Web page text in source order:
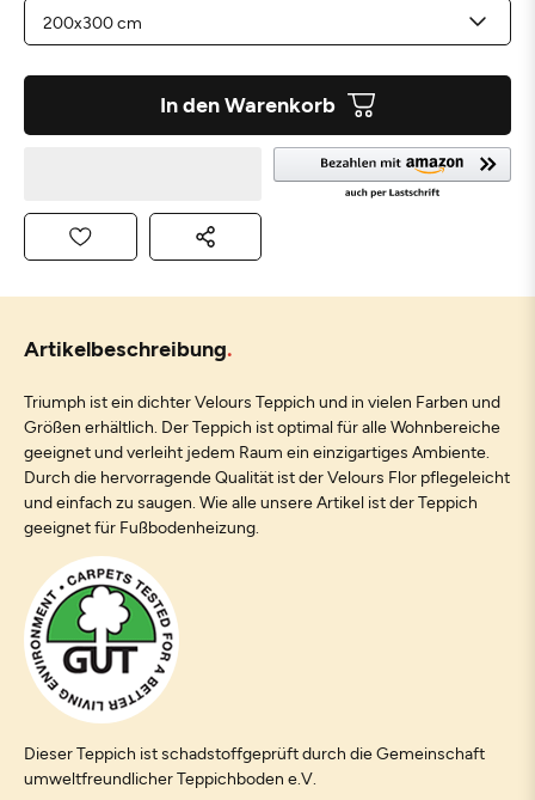
In den Warenkorb
Artikelbeschreibung
Triumph ist ein dichter Velours Teppich und in vielen Farben und
Größen erhältlich. Der Teppich ist optimal für alle Wohnbereiche
geeignet und verleiht jedem Raum ein einzigartiges Ambiente.
Durch die hervorragende Qualität ist der Velours Flor pflegeleicht
und einfach zu saugen. Wie alle unsere Artikel ist der Teppich
geeignet für Fußbodenheizung.
Dieser Teppich ist schadstoffgeprüft durch die Gemeinschaft
umweltfreundlicher Teppichboden e.V.